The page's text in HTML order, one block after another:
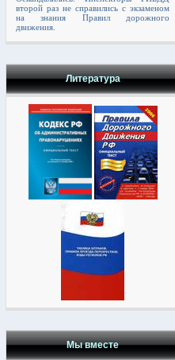
второй раз не справились с экзаменом
на знания Правил дорожного
движения.
Литература
Мы вместе